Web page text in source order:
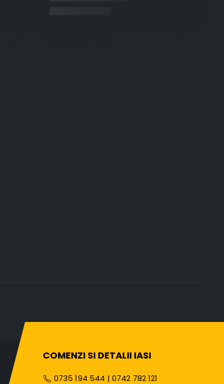
COMENZI SI DETALII IASI
0735 194 544 | 0742 782 121